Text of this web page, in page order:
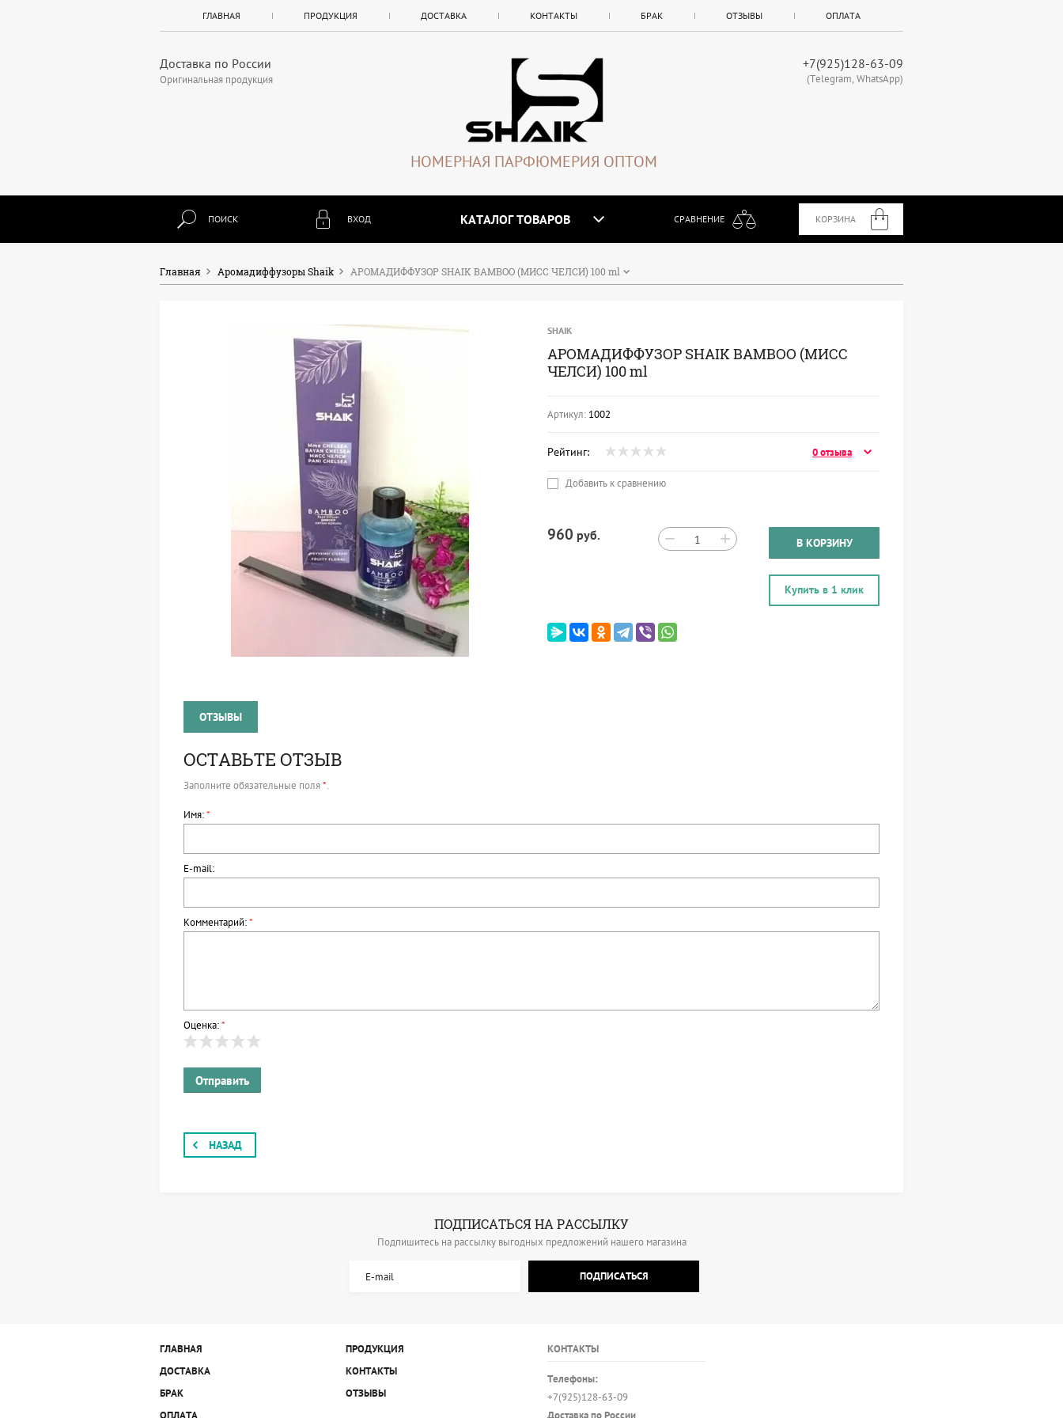
ГЛАВНАЯ ПРОДУКЦИЯ ДОСТАВКА КОНТАКТЫ БРАК ОТЗЫВЫ ОПЛАТА
Доставка по России
Оригинальная продукция
НОМЕРНАЯ ПАРФЮМЕРИЯ ОПТОМ
+7(925)128-63-09
(Telegram, WhatsApp)
ПОИСК ВХОД КАТАЛОГ ТОВАРОВ СРАВНЕНИЕ КОРЗИНА
Главная Аромадиффузоры Shaik АРОМАДИФФУЗОР SHAIK BAMBOO (МИСС ЧЕЛСИ) 100 ml
SHAIK
АРОМАДИФФУЗОР SHAIK BAMBOO (МИСС
ЧЕЛСИ) 100 ml
Артикул: 1002
Рейтинг: 0 отзыва
Добавить к сравнению
960 руб. − +
Купить в 1 клик
В КОРЗИНУ
ОТЗЫВЫ
ОСТАВЬТЕ ОТЗЫВ
Заполните обязательные поля*.
Имя:*
E-mail:
Комментарий:*
Оценка:*
НАЗАД
ПОДПИСАТЬСЯ НА РАССЫЛКУ
Подпишитесь на рассылку выгодных предложений нашего магазина
ПОДПИСАТЬСЯ
ГЛАВНАЯ
ПРОДУКЦИЯ
ДОСТАВКА
КОНТАКТЫ
БРАК
ОТЗЫВЫ
ОПЛАТА
КОНТАКТЫ
Телефоны:
+7(925)128-63-09
Доставка по России